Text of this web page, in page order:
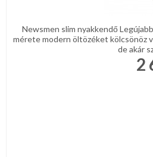
Newsmen slim nyakkendő
mérete modern öltözéket kölcsönöz
de akár
2